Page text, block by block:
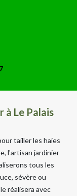
à Le Palais
tailler les haies
l'artisan jardinier
tous les
sévère ou
réalisera avec